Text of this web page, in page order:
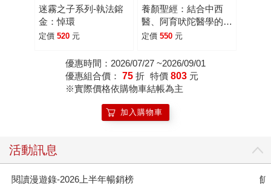
迷霧之子系列-執法鎔
金：悼環
定價 520 元
養顏聖經：結合中西
醫、阿育吠陀醫學的終
極美顏解答
定價 550 元
優惠時間：2026/07/27 ~2026/09/01
優惠組合價： 75 折 特價 803 元
※實際價格依購物車結帳為主
加入購物車
活動訊息
閱讀漫遊錄-2026上半年暢銷榜 飢